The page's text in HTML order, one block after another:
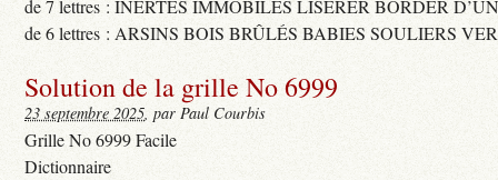
de 7 lettres : INERTES IMMOBILES LISERER BORDER
de 6 lettres : ARSINS BOIS BRÛLÉS BABIES SOULIERS
Solution de la grille No 6999
23 septembre 2025, par Paul Courbis
Grille No 6999 Facile
Dictionnaire